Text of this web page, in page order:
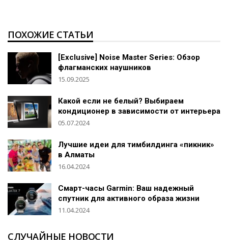
ПОХОЖИЕ СТАТЬИ
[Exclusive] Noise Master Series: Обзор
флагманских наушников
15.09.2025
Какой если не белый? Выбираем
кондиционер в зависимости от интерьера
05.07.2024
Лучшие идеи для тимбилдинга «пикник»
в Алматы
16.04.2024
Смарт-часы Garmin: Ваш надежный
спутник для активного образа жизни
11.04.2024
СЛУЧАЙНЫЕ НОВОСТИ